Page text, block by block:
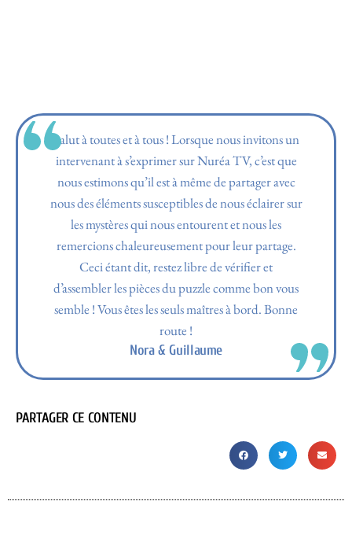
Salut à toutes et à tous ! Lorsque nous invitons un
intervenant à s’exprimer sur Nuréa TV, c’est que
nous estimons qu’il est à même de partager avec
nous des éléments susceptibles de nous éclairer sur
les mystères qui nous entourent et nous les
remercions chaleureusement pour leur partage.
Ceci étant dit, restez libre de vérifier et
d’assembler les pièces du puzzle comme bon vous
semble ! Vous êtes les seuls maîtres à bord. Bonne
route !
Nora & Guillaume
PARTAGER CE CONTENU